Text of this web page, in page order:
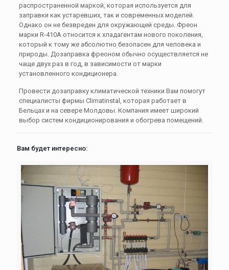
распространенной маркой, которая используется для
заправки как устаревших, так и современных моделей.
Однако он не безвреден для окружающей среды. Фреон
марки R-410A относится к хладагентам нового поколения,
который к тому же абсолютно безопасен для человека и
природы. Дозаправка фреоном обычно осуществляется не
чаще двух раз в год, в зависимости от марки
установленного кондиционера.
Провести дозаправку климатической техники Вам помогут
специалисты фирмы Climatinstal, которая работает в
Бельцах и на севере Молдовы. Компания имеет широкий
выбор систем кондиционирования и обогрева помещений.
Вам будет интересно: